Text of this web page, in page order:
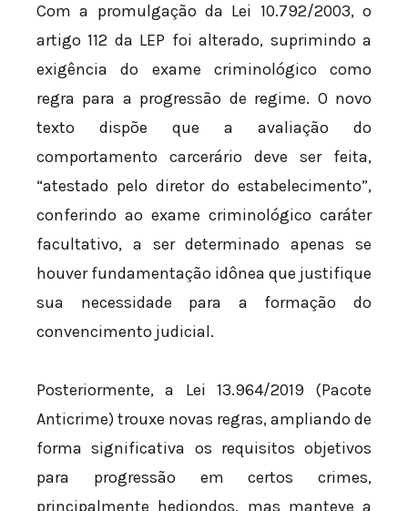
Com a promulgação da Lei 10.792/2003, o
artigo 112 da LEP foi alterado, suprimindo a
exigência do exame criminológico como
regra para a progressão de regime. O novo
texto dispõe que a avaliação do
comportamento carcerário deve ser feita,
“atestado pelo diretor do estabelecimento”,
conferindo ao exame criminológico caráter
facultativo, a ser determinado apenas se
houver fundamentação idônea que justifique
sua necessidade para a formação do
convencimento judicial.
Posteriormente, a Lei 13.964/2019 (Pacote
Anticrime) trouxe novas regras, ampliando de
forma significativa os requisitos objetivos
para progressão em certos crimes,
principalmente hediondos, mas manteve a